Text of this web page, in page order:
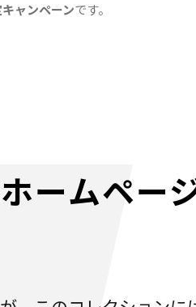
ャンペーンです。
ホームペー